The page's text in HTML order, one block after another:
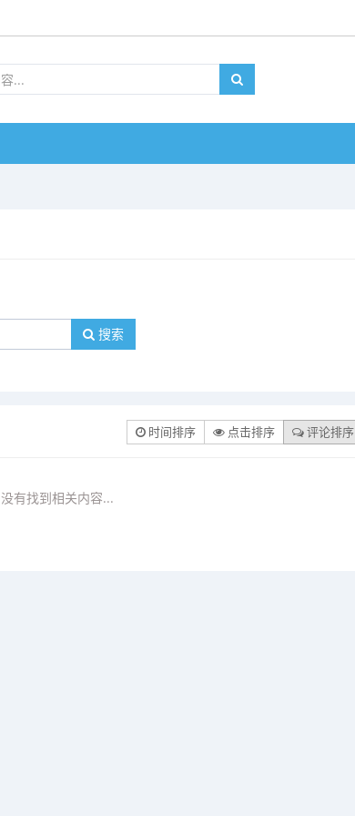
搜索
时间排序 点击排序 评论排序
没有找到相关内容...